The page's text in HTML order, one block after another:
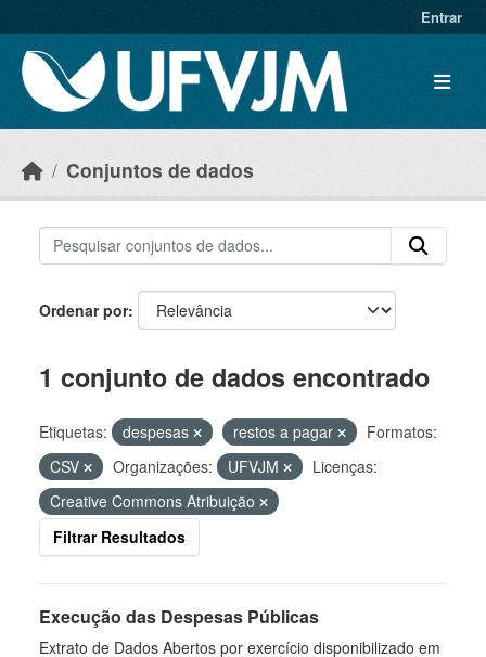
Entrar
Conjuntos de dados
Ordenar por
1 conjunto de dados encontrado
Etiquetas: despesas restos a pagar
Formatos:
CSV
Organizações: UFVJM
Licenças:
Creative Commons Atribuição
Filtrar Resultados
Execução das Despesas Públicas
Extrato de Dados Abertos por exercício disponibilizado em